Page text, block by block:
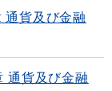
貨及び金融
貨及び金融